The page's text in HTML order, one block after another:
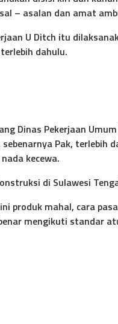
– asalan dan amat
U Ditch itu
dahulu.
Dinas Pekerjaan
Pak,
kecewa.
di Sulawesi
produk mahal, cara
mengikuti standar